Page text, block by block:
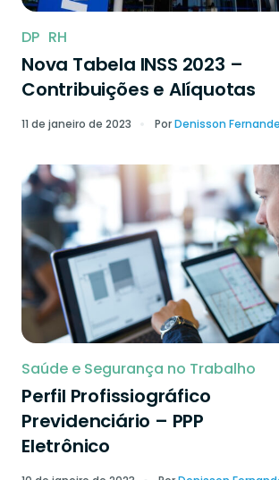
DP RH
Nova Tabela INSS 2023 –
Contribuições e Alíquotas
11 de janeiro de 2023 PorDenisson
Saúde e Segurança no Trabalho
Perfil Profissiográfico
Previdenciário – PPP
Eletrônico